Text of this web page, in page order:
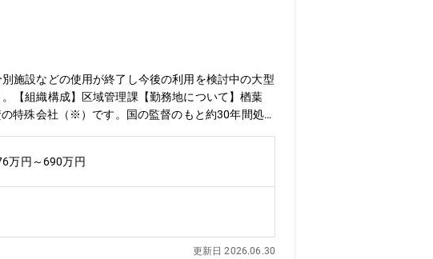
施設などの使用が終了し今後の利用を検討中の大型
【組織構成】区域管理課【勤務地について】楢葉
特殊会社（※）です。国の監督のもと約30年間処
む形で、大熊町・双葉町に整備されています。※特
万円～690万円
更新日 2026.06.30